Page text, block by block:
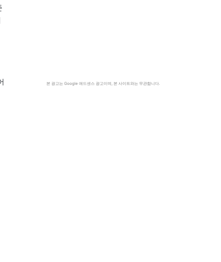
본 광고는 Google 애드센스 광고이며, 본 사이트와는 무관합니다.